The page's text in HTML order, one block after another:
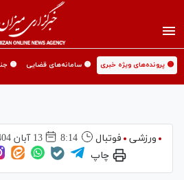
🟡 پرونده‌های ویژه خبری 🟡 سامانه‌های قضایی 🟡
ورزشی فوتبال 8:14 13 آبان 1404
چاپ